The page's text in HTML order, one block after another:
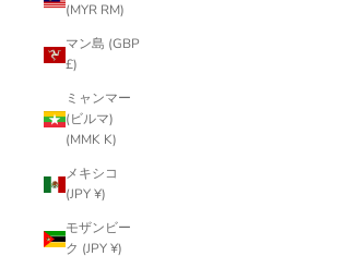
(MYR RM)
マン島 (GBP
£)
ミャンマー
(ビルマ)
(MMK K)
メキシコ
(JPY ¥)
モザンビー
ク (JPY ¥)